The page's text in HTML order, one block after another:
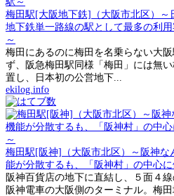
梅田駅[大阪地下鉄]（大阪市北区）～
地下鉄単一路線の駅として最多の利
～
梅田にあるのに梅田を名乗らない大
ず、阪急梅田駅同様「梅田」には無
置し、日本初の公営地下...
ekilog.info
梅田駅[阪神]（大阪市北区）～阪神な
能が分散するも、「阪神村」の中心
阪神百貨店の地下に直結し、５面４
阪神電車の大阪側のターミナル。梅